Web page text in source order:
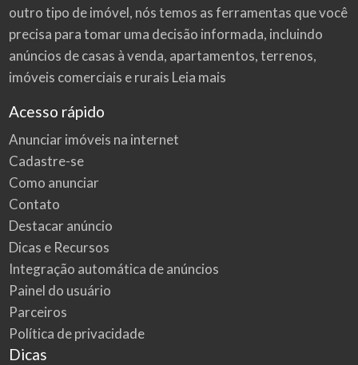
outro tipo de imóvel, nós temos as ferramentas que você
precisa para tomar uma decisão informada, incluindo
anúncios de casas à venda, apartamentos, terrenos,
imóveis comerciais e rurais Leia mais
Acesso rápido
Anunciar imóveis na internet
Cadastre-se
Como anunciar
Contato
Destacar anúncio
Dicas e Recursos
Integração automática de anúncios
Painel do usuário
Parceiros
Política de privacidade
Dicas